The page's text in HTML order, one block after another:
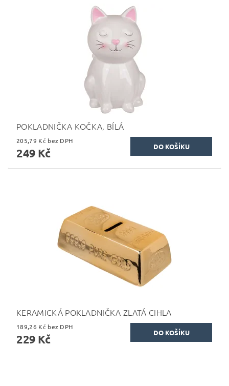
POKLADNIČKA KOČKA, BÍLÁ
205,79 Kč bez DPH
249 Kč
KERAMICKÁ POKLADNIČKA ZLATÁ CIHLA
189,26 Kč bez DPH
229 Kč